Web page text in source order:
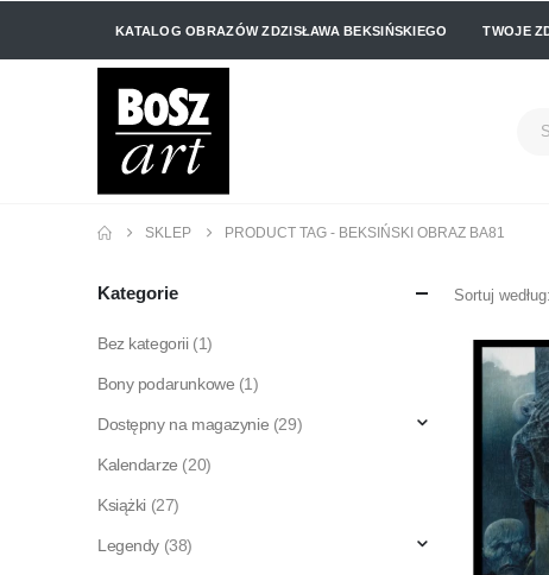
KATALOG OBRAZÓW ZDZISŁAWA BEKSIŃSKIEGO TWOJE
SKLEP PRODUCT TAG - BEKSIŃSKI OBRAZ BA81
Sortuj według:
Kategorie
Bez kategorii (1)
Bony podarunkowe (1)
Dostępny na magazynie (29)
Kalendarze (20)
Książki (27)
Legendy (38)